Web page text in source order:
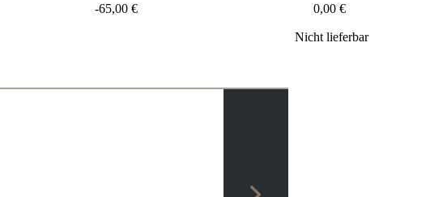
-65,00 € 0,00 €
Nicht lieferbar